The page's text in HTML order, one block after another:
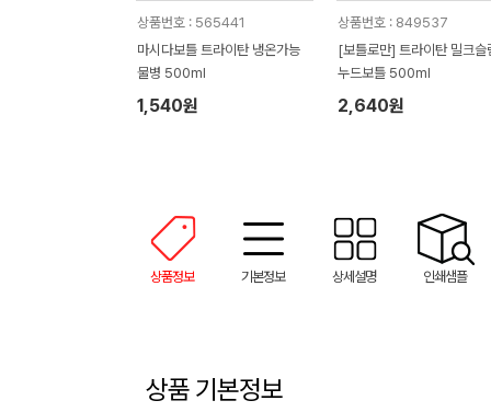
상품번호 : 565441
마시다보틀 트라이탄 냉온가능
물병 500ml
1,540원
상품번호 : 849537
[보틀로만] 트라이탄 밀크슬
누드보틀 500ml
2,640원
상품정보 기본정보 상세설명 인쇄샘플
상품 기본정보